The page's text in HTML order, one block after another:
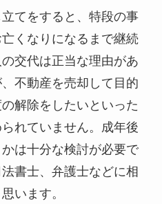
てをすると、特段の事
くなりになるまで継続
交代は正当な理由があ
不動産を売却して目的
解除をしたいといった
れていません。成年後
は十分な検討が必要で
書士、弁護士などに相
います。